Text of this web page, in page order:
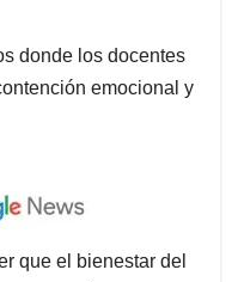
donde los docentes
emocional y
que el bienestar del